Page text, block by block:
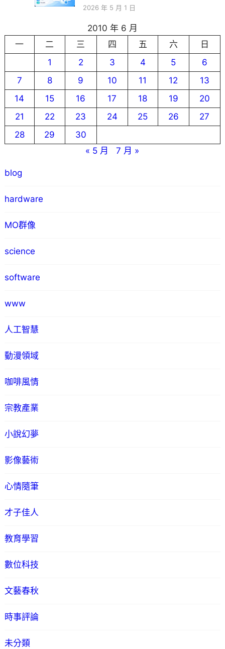
2026 年 5 月 1 日
2010 年 6 月
一
二 三 四 五 六
日
1
2 3 4 5
6
7
8 9 10 11 12
13
14
15 16 17 18 19
20
21
22 23 24 25 26
27
28
29
30
« 5 月
7 月 »
blog
hardware
MO群像
science
software
www
人工智慧
動漫領域
咖啡風情
宗教產業
小說幻夢
影像藝術
心情隨筆
才子佳人
教育學習
數位科技
文藝春秋
時事評論
未分類